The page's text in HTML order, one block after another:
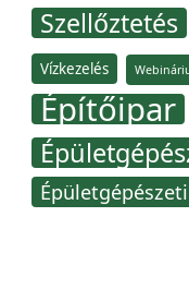
Szellőztetés
Vízkezelés
Építőipar